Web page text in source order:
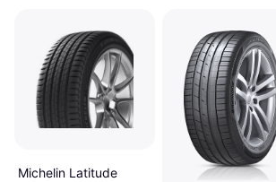
Michelin Latitude